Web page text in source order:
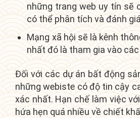
những trang web uy tín sẽ
có thể phân tích và đánh
Mạng xã hội sẽ là kênh
nhất đó là tham gia vào
Đối với các dự án bất động
những webiste có độ tin cậy
xác nhất. Hạn chế làm việc
hứa hẹn quá nhiều về chiết